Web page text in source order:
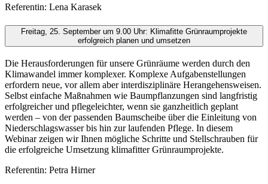
Referentin: Lena Karasek
Freitag, 25. September um 9.00 Uhr: Klimafitte Grünraumprojekte
erfolgreich planen und umsetzen
Die Herausforderungen für unsere Grünräume werden durch den
Klimawandel immer komplexer. Komplexe Aufgabenstellungen
erfordern neue, vor allem aber interdisziplinäre Herangehensweisen.
Selbst einfache Maßnahmen wie Baumpflanzungen sind langfristig
erfolgreicher und pflegeleichter, wenn sie ganzheitlich geplant
werden – von der passenden Baumscheibe über die Einleitung von
Niederschlagswasser bis hin zur laufenden Pflege. In diesem
Webinar zeigen wir Ihnen mögliche Schritte und Stellschrauben für
die erfolgreiche Umsetzung klimafitter Grünraumprojekte.
Referentin: Petra Hirner